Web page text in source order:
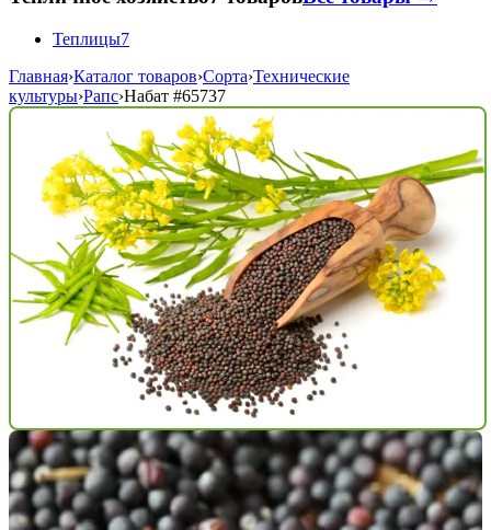
Теплицы7
Главная›Каталог товаров›Сорта›Технические
культуры›Рапс›Набат #65737